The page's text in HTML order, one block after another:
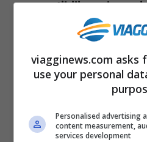
compatibili con le navi
Possono causare
tutela degli ospiti.
viagginews.com asks
use your personal
Personalised advertising
content measurement,
services development